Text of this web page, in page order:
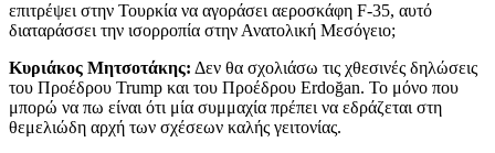
επιτρέψει στην Τουρκία να αγοράσει αεροσκάφη F-35, αυτό
διαταράσσει την ισορροπία στην Ανατολική Μεσόγειο;
Κυριάκος Μητσοτάκης: Δεν θα σχολιάσω τις χθεσινές δηλώσεις
του Προέδρου Trump και του Προέδρου Erdoğan. Το μόνο που
μπορώ να πω είναι ότι μία συμμαχία πρέπει να εδράζεται στη
θεμελιώδη αρχή των σχέσεων καλής γειτονίας.